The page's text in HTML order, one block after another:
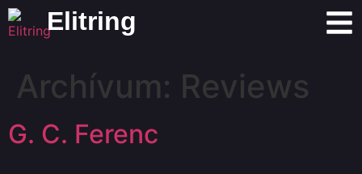
Elitring
Archívum: Reviews
G. C. Ferenc